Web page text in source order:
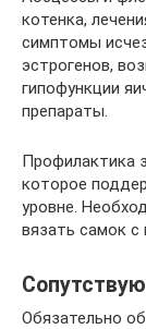
котенка,
симптомы
эстрогенов,
гипофункции
препараты.
Профилактика
которое
уровне.
вязать самок с
Обязательно